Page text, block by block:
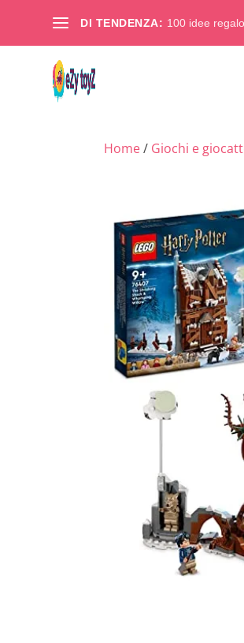
DI TENDENZA: 100 idee
Home/ Giochi e